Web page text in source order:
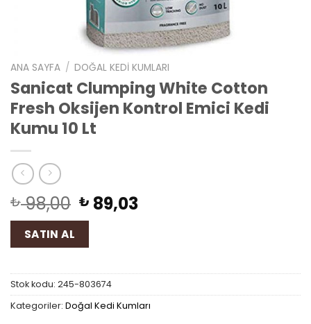
ANA SAYFA / DOĞAL KEDI KUMLARI
Sanicat Clumping White Cotton
Fresh Oksijen Kontrol Emici Kedi
Kumu 10 Lt
₺98,00 ₺ 89,03
SATIN AL
Stok kodu: 245-803674
Kategoriler: Doğal Kedi Kumları